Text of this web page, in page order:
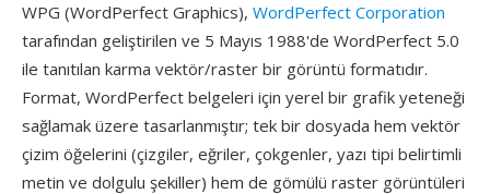
WPG (WordPerfect Graphics), WordPerfect Corporation
tarafından geliştirilen ve 5 Mayıs 1988'de WordPerfect 5.0
ile tanıtılan karma vektör/raster bir görüntü formatıdır.
Format, WordPerfect belgeleri için yerel bir grafik yeteneği
sağlamak üzere tasarlanmıştır; tek bir dosyada hem vektör
çizim öğelerini (çizgiler, eğriler, çokgenler, yazı tipi belirtimli
metin ve dolgulu şekiller) hem de gömülü raster görüntüleri